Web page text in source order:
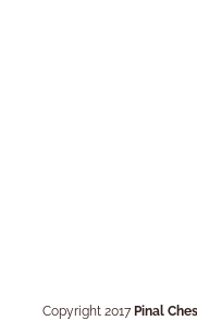
Copyright 2017 Pinal